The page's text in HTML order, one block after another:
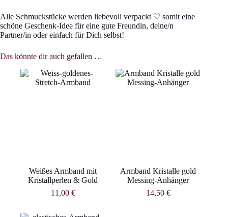
Alle Schmuckstücke werden liebevoll verpackt ♡ somit eine
schöne Geschenk-Idee für eine gute Freundin, deine/n
Partner/in oder einfach für Dich selbst!
Das könnte dir auch gefallen …
Weißes Armband mit
Kristallperlen & Gold
11,00 €
Armband Kristalle gold
Messing-Anhänger
14,50 €